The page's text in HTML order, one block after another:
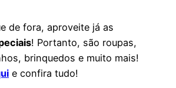
de fora, aproveite já as
! Portanto, são roupas,
brinquedos e muito mais!
e confira tudo!